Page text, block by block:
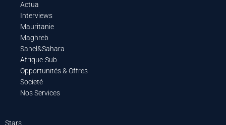
Actua
Interviews
Mauritanie
Maghreb
Sahel&Sahara
Afrique-Sub
Opportunités & Offres
Societé
Nos Services
Stars